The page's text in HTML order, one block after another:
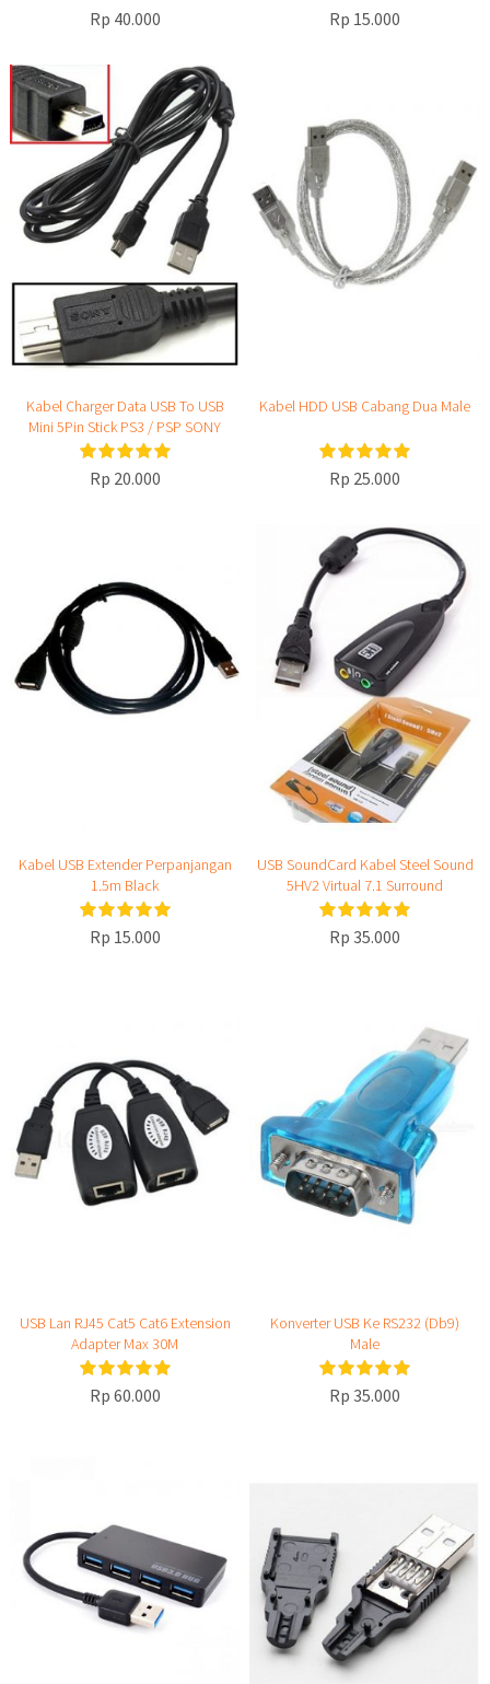
Rp 40.000 Rp 15.000
Kabel Charger Data USB To USB
Mini 5Pin Stick PS3 / PSP SONY
Rp 20.000
Kabel HDD USB Cabang Dua Male
Rp 25.000
Kabel USB Extender Perpanjangan
1.5m Black
Rp 15.000
USB SoundCard Kabel Steel Sound
5HV2 Virtual 7.1 Surround
Rp 35.000
USB Lan RJ45 Cat5 Cat6 Extension
Adapter Max 30M
Rp 60.000
Konverter USB Ke RS232 (Db9)
Male
Rp 35.000